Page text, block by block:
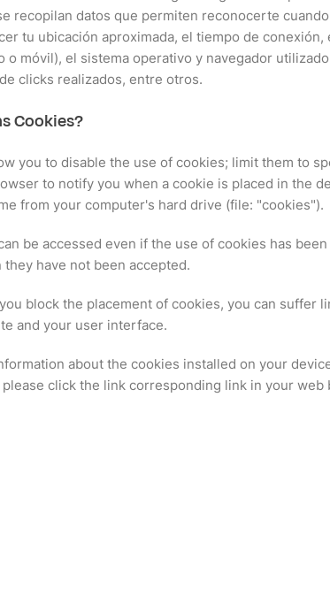
recopilan datos que permiten reconocerte
tu ubicación aproximada, el tiempo de conexión,
o móvil), el sistema operativo y navegador
clicks realizados, entre otros.
Cookies?
you to disable the use of cookies; limit them to
to notify you when a cookie is placed in the
from your computer's hard drive (file: "cookies").
be accessed even if the use of cookies has
have not been accepted.
block the placement of cookies, you can suffer
and your user interface.
about the cookies installed on your
click the link corresponding link in your web